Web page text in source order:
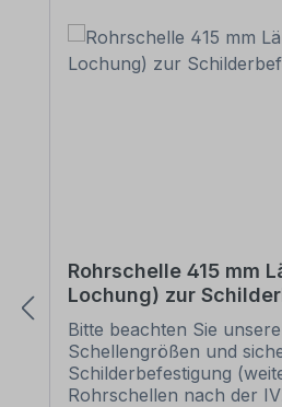
Rohrschelle 415 mm
Lochung) zur
Bitte beachten Sie
Schellengrößen und
Schilderbefestigung
Rohrschellen nach der